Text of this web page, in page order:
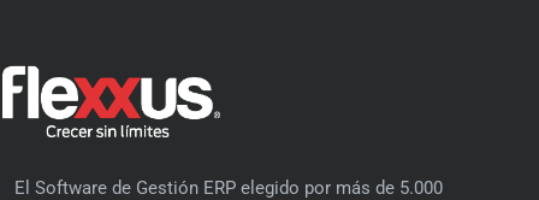
El Software de Gestión ERP elegido por más de 5.000